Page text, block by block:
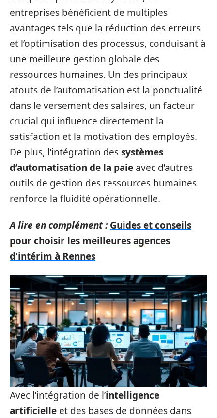
entreprises bénéficient de multiples
avantages tels que la réduction des erreurs
et l’optimisation des processus, conduisant à
une meilleure gestion globale des
ressources humaines. Un des principaux
atouts de l’automatisation est la ponctualité
dans le versement des salaires, un facteur
crucial qui influence directement la
satisfaction et la motivation des employés.
De plus, l’intégration dessystèmes
d’automatisation de la paie avec d’autres
outils de gestion des ressources humaines
renforce la fluidité opérationnelle.
A lire en complément : Guides et conseils
pour choisir les meilleures agences
d'intérim à Rennes
Avec l’intégration de l’intelligence
artificielle et des bases de données dans